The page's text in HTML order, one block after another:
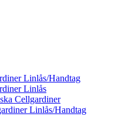
Linlås/Handtag
Linlås
Cellgardiner
Linlås/Handtag